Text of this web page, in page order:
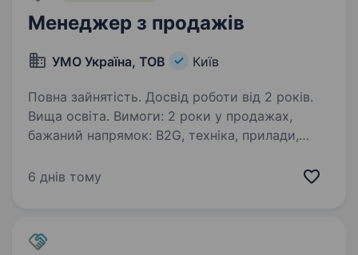
Менеджер з продажів
УМО Україна, ТОВ Київ
Повна зайнятість. Досвід роботи від 2 років.
Вища освіта. Вимоги: 2 роки у продажах,
бажаний напрямок: B2G, техніка, прилади,
по телефону. Технічна грамотність для
6 днів тому